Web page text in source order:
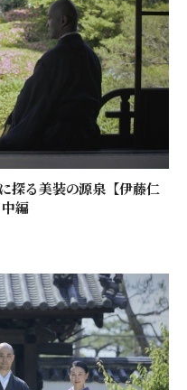
探る美装の源泉【伊藤仁
編